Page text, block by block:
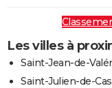
Les villes à
Saint-Jean-de-
Saint-Julien-de-